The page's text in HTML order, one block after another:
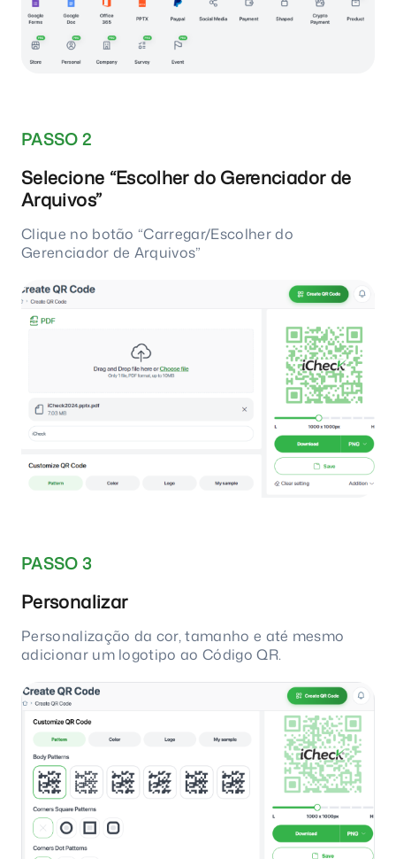
PASSO 2
Selecione “Escolher do Gerenciador de
Arquivos”
Clique no botão “Carregar/Escolher do
Gerenciador de Arquivos”
PASSO 3
Personalizar
Personalização da cor, tamanho e até mesmo
adicionar um logotipo ao Código QR.